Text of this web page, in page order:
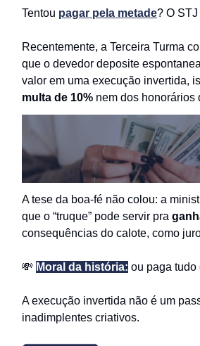
Tentou pagar pela metade? O
Recentemente, a Terceira Turma
que o devedor deposite
valor em uma execução invertida,
multa de 10% nem dos honorários
A tese da boa-fé não colou: a
que o “truque” pode servir pra
consequências do calote, como
💸 Moral da história: ou paga tudo
A execução invertida não é um
inadimplentes criativos.